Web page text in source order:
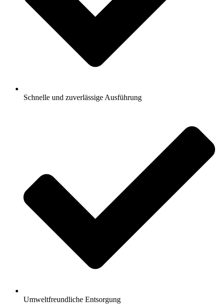
Schnelle und zuverlässige Ausführung
Umweltfreundliche Entsorgung